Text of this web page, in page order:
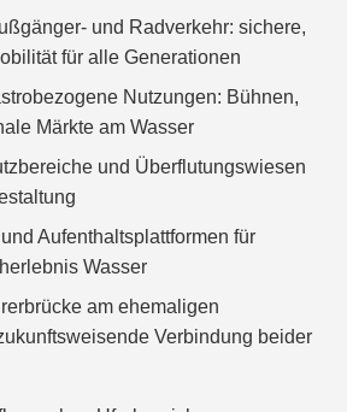
und Radverkehr: sichere,
für alle Generationen
Nutzungen: Bühnen,
Märkte am Wasser
und Überflutungswiesen
Aufenthaltsplattformen für
Wasser
am ehemaligen
Verbindung beider